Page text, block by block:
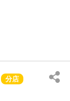
分店